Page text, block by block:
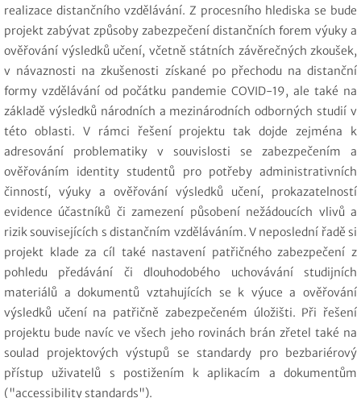
realizace distančního vzdělávání. Z procesního hlediska se bude
projekt zabývat způsoby zabezpečení distančních forem výuky a
ověřování výsledků učení, včetně státních závěrečných zkoušek,
v návaznosti na zkušenosti získané po přechodu na distanční
formy vzdělávání od počátku pandemie COVID-19, ale také na
základě výsledků národních a mezinárodních odborných studií v
této oblasti. V rámci řešení projektu tak dojde zejména k
adresování problematiky v souvislosti se zabezpečením a
ověřováním identity studentů pro potřeby administrativních
činností, výuky a ověřování výsledků učení, prokazatelností
evidence účastníků či zamezení působení nežádoucích vlivů a
rizik souvisejících s distančním vzděláváním. V neposlední řadě si
projekt klade za cíl také nastavení patřičného zabezpečení z
pohledu předávání či dlouhodobého uchovávání studijních
materiálů a dokumentů vztahujících se k výuce a ověřování
výsledků učení na patřičně zabezpečeném úložišti. Při řešení
projektu bude navíc ve všech jeho rovinách brán zřetel také na
soulad projektových výstupů se standardy pro bezbariérový
přístup uživatelů s postižením k aplikacím a dokumentům
("accessibility standards").